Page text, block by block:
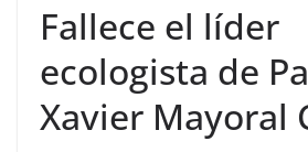
Fallece el líder
ecologista de
Xavier Mayoral